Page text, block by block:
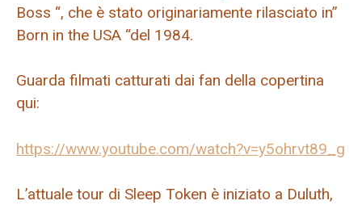
Boss “, che è stato originariamente rilasciato in”
Born in the USA “del 1984.
Guarda filmati catturati dai fan della copertina
qui:
https://www.youtube.com/watch?v=y5ohrvt89_g
L’attuale tour di Sleep Token è iniziato a Duluth,